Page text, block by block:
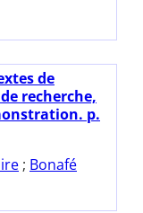
de
recherche,
p.
; Bonafé